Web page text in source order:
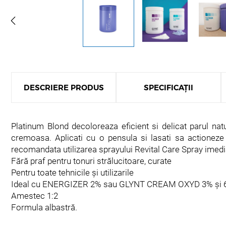
DESCRIERE PRODUS SPECIFICAȚII
Platinum Blond decoloreaza eficient si delicat parul
cremoasa. Aplicati cu o pensula si lasati sa
recomandata utilizarea sprayului Revital Care Spray
Fără praf pentru tonuri strălucitoare, curate
Pentru toate tehnicile și utilizarile
Ideal cu ENERGIZER 2% sau GLYNT CREAM OXYD 3% și
Amestec 1:2
Formula albastră.